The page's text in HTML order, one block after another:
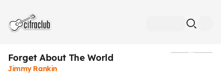
Forget About The World
Jimmy Rankin